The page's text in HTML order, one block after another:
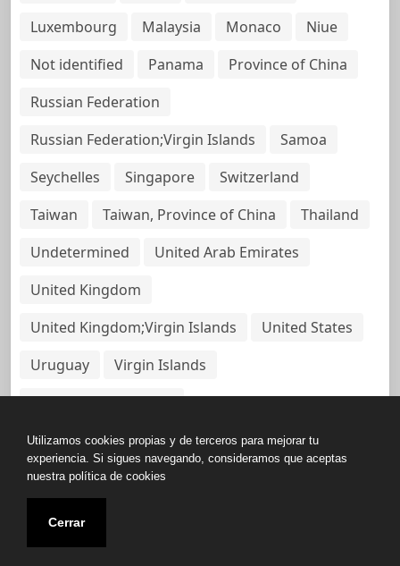
Luxembourg
Malaysia Monaco
Niue
Not identified
Panama
Province of China
Russian Federation
Russian Federation;Virgin Islands
Samoa
Seychelles
Singapore
Switzerland
Taiwan
Taiwan, Province of China
Thailand
Undetermined
United Arab Emirates
United Kingdom
United Kingdom;Virgin Islands
United States
Uruguay
Virgin Islands
Virgin Islands, British
Copyright © All rights reserved.
Base de Datos de Papeles Del Panamá
Utilizamos cookies propias y de terceros para mejorar tu
experiencia. Si sigues navegando, consideramos que aceptas
nuestra política de cookies
Cerrar